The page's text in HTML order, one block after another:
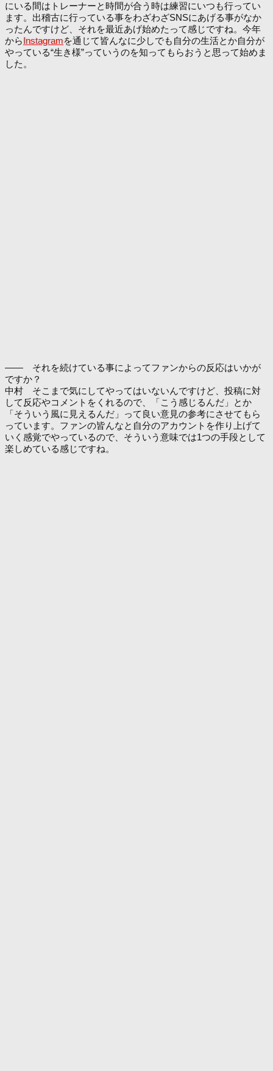
にいる間はトレーナーと時間が合う時は練習にいつも行ってい
ます。出稽古に行っている事をわざわざSNSにあげる事がなか
ったんですけど、それを最近あげ始めたって感じですね。今年
から Instagramを通じて皆んなに少しでも自分の生活とか自分が
やっている“生き様”っていうのを知ってもらおうと思って始めま
した。
―― それを続けている事によってファンからの反応はいかが
ですか？
中村 そこまで気にしてやってはいないんですけど、投稿に対
して反応やコメントをくれるので、「こう感じるんだ」とか
「そういう風に見えるんだ」って良い意見の参考にさせてもら
っています。ファンの皆んなと自分のアカウントを作り上げて
いく感覚でやっているので、そういう意味では1つの手段として
楽しめている感じですね。